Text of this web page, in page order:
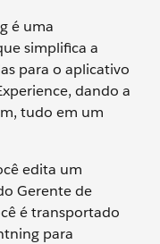
é uma
simplifica a
para o aplicativo
dando a
tudo em um
edita um
Gerente de
é transportado
para